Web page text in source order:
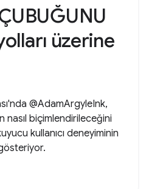
üzerine
@AdamArgyleInk,
nasıl biçimlendirileceğini
kullanıcı deneyiminin